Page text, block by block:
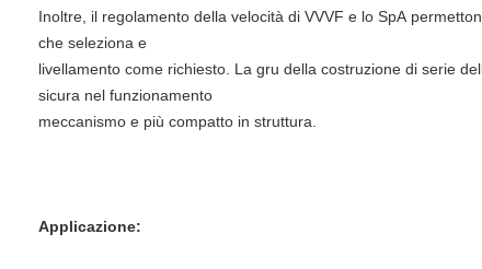
Inoltre, il regolamento della velocità di VVVF e lo SpA
che seleziona e
livellamento come richiesto. La gru della costruzione di serie
sicura nel funzionamento
meccanismo e più compatto in struttura.
Applicazione: